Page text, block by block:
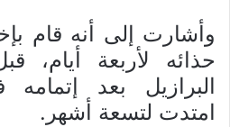
وأشارت إلى أنه قام
حذائه لأربعة أيام،
البرازيل بعد
امتدت لتسعة أشهر.